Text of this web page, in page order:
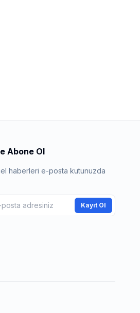
Abone Ol
haberleri e-posta kutunuzda
Kayıt Ol